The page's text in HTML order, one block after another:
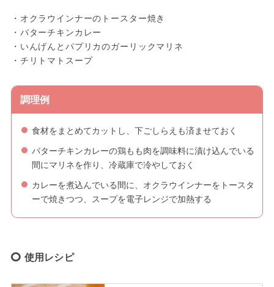
・オクラウインナーのトースター焼き
・バターチキンカレー
・いんげんとパプリカのガーリックマリネ
・チリトマトスープ
調理例
食材をまとめてカットし、下ごしらえも済ませておく
バターチキンカレーの鶏もも肉を調味料に漬け込んでいる
間にマリネを作り、冷蔵庫で冷やしておく
カレーを煮込んでいる間に、オクラウインナーをトースタ
ーで焼きつつ、スープを電子レンジで加熱する
使用レシピ